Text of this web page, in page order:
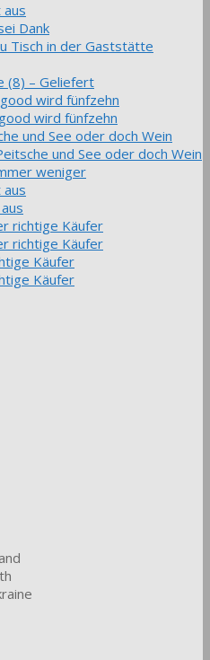
Dank
Tisch in der Gaststätte
(8) – Geliefert
wird fünfzehn
wird fünfzehn
und See oder doch Wein
und See oder doch Wein
weniger
richtige Käufer
richtige Käufer
Käufer
Käufer